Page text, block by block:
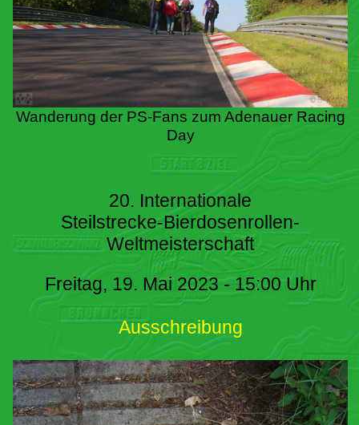
Wanderung der PS-Fans zum Adenauer Racing
Day
20. Internationale
Steilstrecke-Bierdosenrollen-
Weltmeisterschaft
Freitag, 19. Mai 2023 - 15:00 Uhr
Ausschreibung